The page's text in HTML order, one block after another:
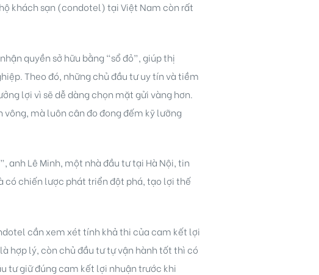
khách sạn (condotel) tại Việt Nam còn rất
quyền sở hữu bằng “sổ đỏ”, giúp thị
Theo đó, những chủ đầu tư uy tín và tiềm
lợi vì sẽ dễ dàng chọn mặt gửi vàng hơn.
mà luôn cân đo đong đếm kỹ lưỡng
anh Lê Minh, một nhà đầu tư tại Hà Nội, tin
có chiến lược phát triển đột phá, tạo lợi thế
cần xem xét tính khả thi của cam kết lợi
hợp lý, còn chủ đầu tư tự vận hành tốt thì có
tư giữ đúng cam kết lợi nhuận trước khi